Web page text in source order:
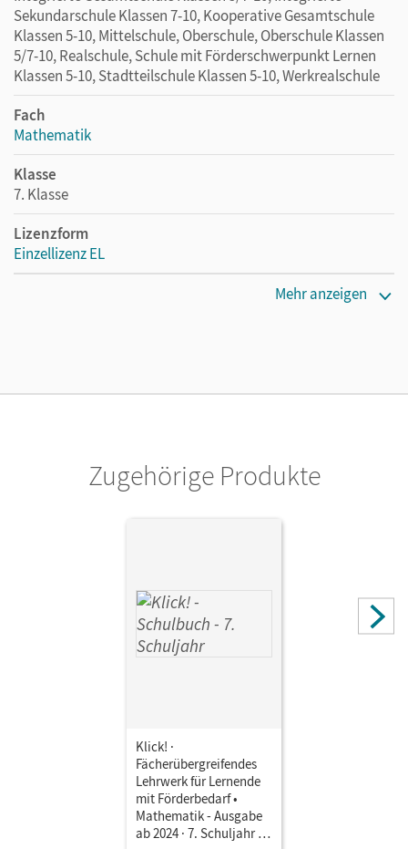
Sekundarschule Klassen 7-10, Kooperative Gesamtschule
Klassen 5-10, Mittelschule, Oberschule, Oberschule Klassen
5/7-10, Realschule, Schule mit Förderschwerpunkt Lernen
Klassen 5-10, Stadtteilschule Klassen 5-10, Werkrealschule
Fach
Mathematik
Klasse
7. Klasse
Lizenzform
Einzellizenz EL
Mehr anzeigen
Zugehörige Produkte
Klick! ·
Fächerübergreifendes
Lehrwerk für Lernende
mit Förderbedarf •
Mathematik - Ausgabe
ab 2024 · 7. Schuljahr •